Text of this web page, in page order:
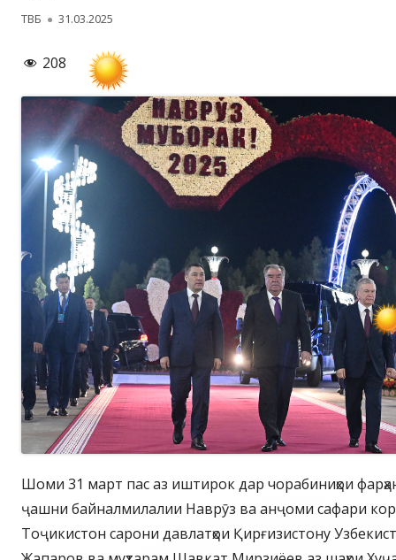
Автор
ТВБ Опубликовано
31.03.2025
208
Шоми 31 март пас аз иштирок дар чорабиниҳои
ҷашни байналмилалии Наврӯз ва анҷоми сафари
Тоҷикистон сарони давлатҳои Қирғизистону